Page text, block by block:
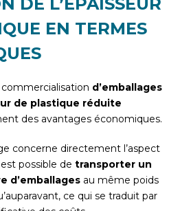
EN TERMES
d’emballages
de plastique réduite
des avantages économiques.
concerne directement l’aspect
possible de transporter un
d’emballages au même poids
ce qui se traduit par